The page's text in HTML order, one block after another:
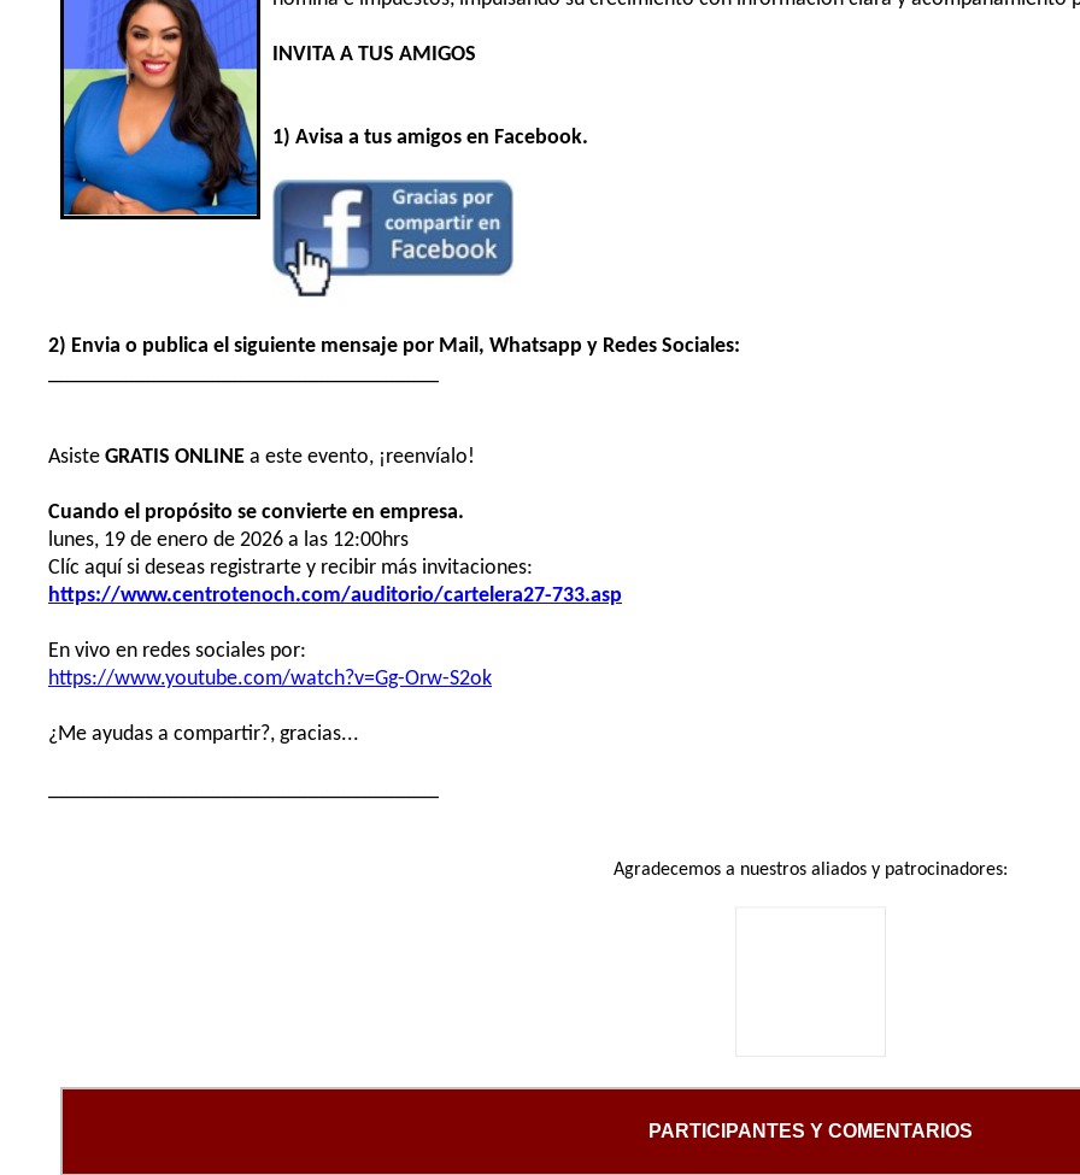
INVITA A TUS AMIGOS
1) Avisa a tus amigos en Facebook.
2) Envia o publica el siguiente mensaje por Mail, Whatsapp y Redes Sociales:
Asiste GRATIS ONLINE a este evento, ¡reenvíalo!
Cuando el propósito se convierte en empresa.
lunes, 19 de enero de 2026 a las 12:00hrs
Clíc aquí si deseas registrarte y recibir más invitaciones:
https://www.centrotenoch.com/auditorio/cartelera27-733.asp
En vivo en redes sociales por:
https://www.youtube.com/watch?v=Gg-Orw-S2ok
¿Me ayudas a compartir?, gracias...
Agradecemos a nuestros aliados y patrocinadores:
PARTICIPANTES Y COMENTARIOS